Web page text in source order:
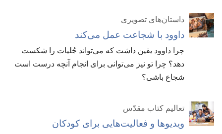
داستان‌های تصویری
داوود با شجاعت عمل می‌کند
چرا داوود یقین داشت که می‌تواند جُلیات را شکست
دهد؟‏ چرا تو نیز می‌توانی برای انجام آنچه درست است
شجاع باشی؟‏
تعالیم کتاب مقدّس
ویدیوها و فعالیت‌هایی برای کودکان